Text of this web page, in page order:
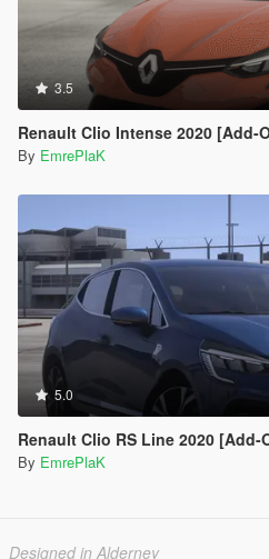
3.5
Renault Clio Intense 2020 [Add-
By EmrePlaK
5.0
Renault Clio RS Line 2020 [Add-
By EmrePlaK
Designed in Alderney